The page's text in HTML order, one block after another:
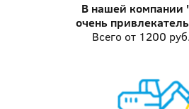
В нашей компании
очень
Всего от 1200